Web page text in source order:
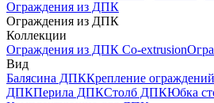
Ограждения из ДПК
Ограждения из ДПК
Коллекции
Ограждения из ДПК Co-extrusion
Вид
Балясина ДПККрепление
ДПКПерила ДПКСтолб ДПКЮбка